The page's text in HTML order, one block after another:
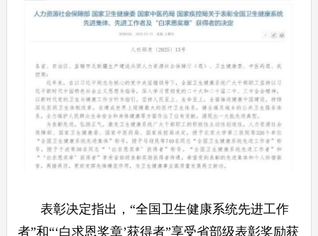
表彰决定指出，“全国卫生健康系统先进工作
者”和“‘白求恩奖章’获得者”享受省部级表彰奖励获